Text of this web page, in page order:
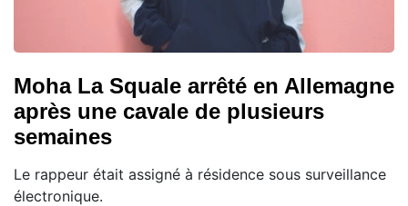
Moha La Squale arrêté en Allemagne
après une cavale de plusieurs
semaines
Le rappeur était assigné à résidence sous surveillance
électronique.